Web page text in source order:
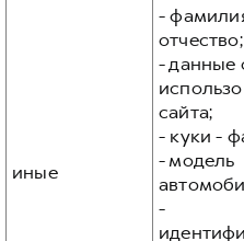
иные
-
отчество;
- данные
сайта;
- куки -
- модель
-